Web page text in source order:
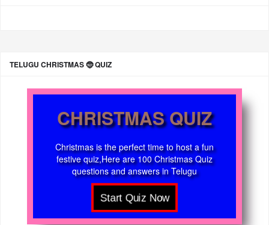
TELUGU CHRISTMAS 🤶 QUIZ
CHRISTMAS QUIZ
Christmas is the perfect time to host a fun
festive quiz,Here are 100 Christmas Quiz
questions and answers in Telugu